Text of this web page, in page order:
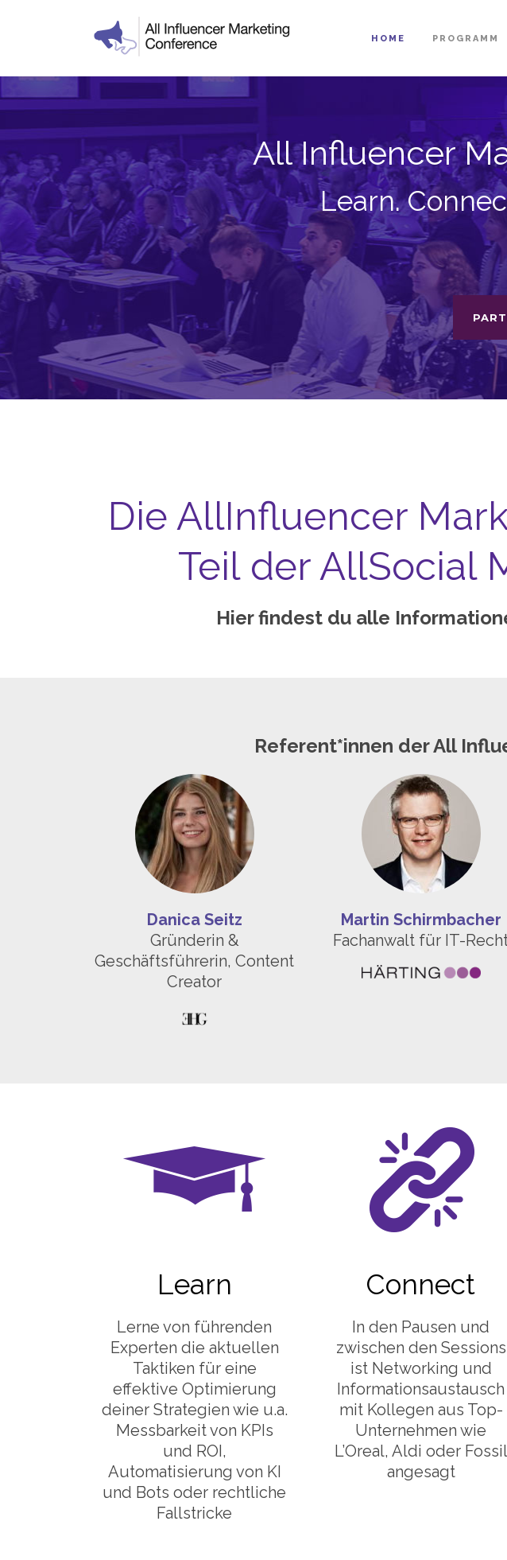
HOME PROGRAMM
All Influencer
Learn.
Die AllInfluencer
Teil der AllSocial
Hier findest du alle
Referent*innen der All
Danica Seitz
Gründerin &
Geschäftsführerin, Content
Creator
Martin Schirmbacher
Fachanwalt für IT-
Learn
Lerne von führenden
Experten die aktuellen
Taktiken für eine
effektive Optimierung
deiner Strategien wie u.a.
Messbarkeit von KPIs
und ROI,
Automatisierung von KI
und Bots oder rechtliche
Fallstricke
Connect
In den Pausen und
zwischen den Sessions
ist Networking und
Informationsaustausch
mit Kollegen aus Top-
Unternehmen wie
L’Oreal, Aldi oder Fossil
angesagt